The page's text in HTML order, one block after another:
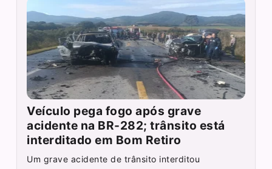
Veículo pega fogo após grave
acidente na BR-282; trânsito está
interditado em Bom Retiro
Um grave acidente de trânsito interditou